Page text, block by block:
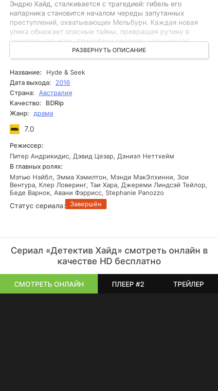
Эндрю Хайд, сталкивается с трагедией: гибель его
напарника становится началом череды запутанных
преступлений, охватывающих Мельбурн. Каждая новая
улика обнажает опасные тайны, превращая рутину в
смертельную игру. Атмосфера сериала, насыщенная
тревожными тенями и таинственными персонажами,
вызывает у зрителя постоянное ощущение
надвигающейся опасности. Ежедневная борьба Хайда за
справедливость переплетается с его попытками
сохранить семью и оставаться верным своим принципам.
Динамичное развитие сюжета и напряженные диалоги
оставляют зрителей на краю своих кресел, ненавязчиво
поднимая вопросы о цене правды и личной
ответственности.
РАЗВЕРНУТЬ ОПИСАНИЕ
Название:
Hyde & Seek
Дата выхода:
2016
Страна:
Австралия
Качество:
BDRip
Жанр:
драма
7.0
Режиссер:
Питер Андрикидис, Дэвид Цезар, Дэниэл Неттхейм
В главных ролях:
Мэтью Нэйбл, Эмма Хэмилтон, Мэнди МакЭлхинни, Зои
Вентура, Клер Ловеринг, Таи Хара, Джереми Линдсэй Тейлор,
Беде Варнок, Авани Фэррисс, Stephanie Panozzo
Статус сериала: Завершён
Сериал «Детектив Хайд» смотреть онлайн в
качестве HD бесплатно
СМОТРЕТЬ ОНЛАЙН ПЛЕЕР #2 ТРЕЙЛЕР